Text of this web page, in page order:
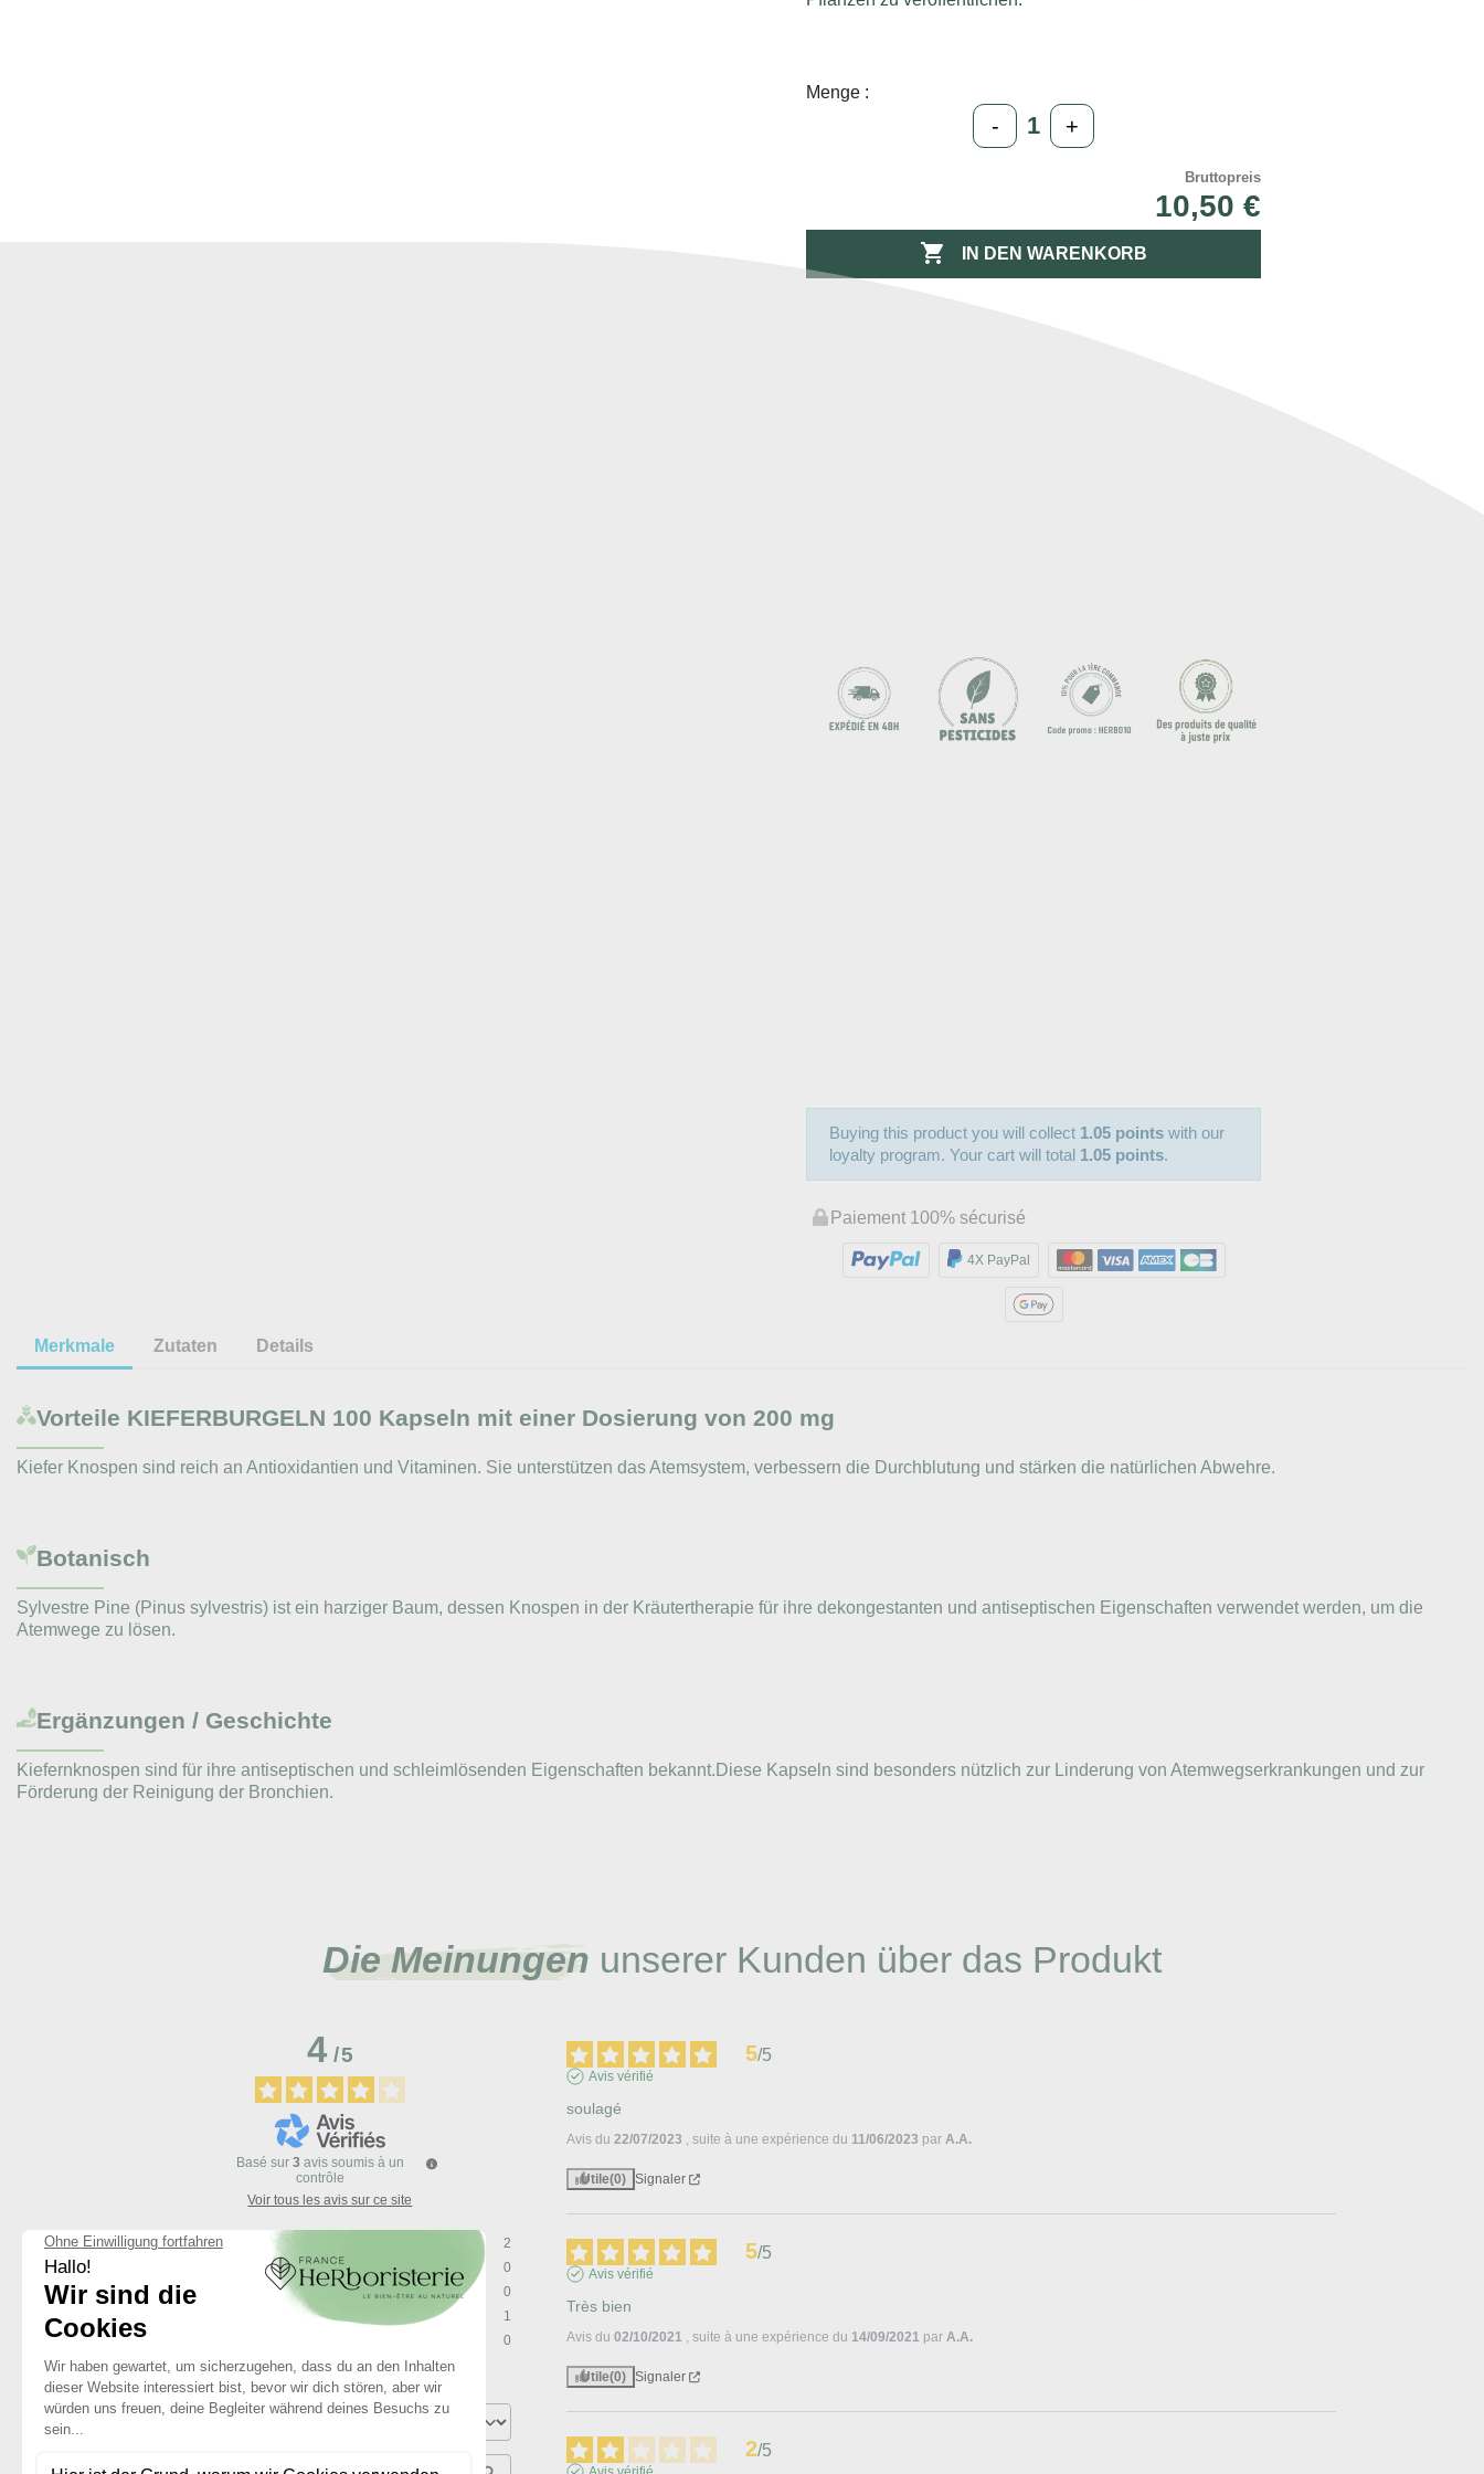
Menge :
- +
Bruttopreis
10,50 €
 IN DEN WARENKORB
Buying this product you will collect 1.05 points with our
loyalty program. Your cart will total 1.05 points.
Paiement 100% sécurisé
4X PayPal
Merkmale Zutaten Details
Vorteile KIEFERBURGELN 100 Kapseln mit einer Dosierung von 200 mg
Kiefer Knospen sind reich an Antioxidantien und Vitaminen. Sie unterstützen das Atemsystem, verbessern die Durchblutung und stärken die natürlichen Abwehre.
Botanisch
Sylvestre Pine (Pinus sylvestris) ist ein harziger Baum, dessen Knospen in der Kräutertherapie für ihre dekongestanten und antiseptischen Eigenschaften verwendet werden, um die
Atemwege zu lösen.
Ergänzungen / Geschichte
Kiefernknospen sind für ihre antiseptischen und schleimlösenden Eigenschaften bekannt.Diese Kapseln sind besonders nützlich zur Linderung von Atemwegserkrankungen und zur
Förderung der Reinigung der Bronchien.
Die Meinungen unserer Kunden über das Produkt
4/5
Basé sur 3 avis soumis à un
contrôle
Voir tous les avis sur ce site
5étoiles
2
0
3étoiles
0
1
0
Trier les avis
5/5
Avis vérifié
soulagé
Avis du 22/07/2023 , suite à une expérience du 11/06/2023 par A.A.
Utile(0) Signaler
5/5
Avis vérifié
Très bien
Avis du 02/10/2021 , suite à une expérience du 14/09/2021 par A.A.
Utile(0) Signaler
2/5